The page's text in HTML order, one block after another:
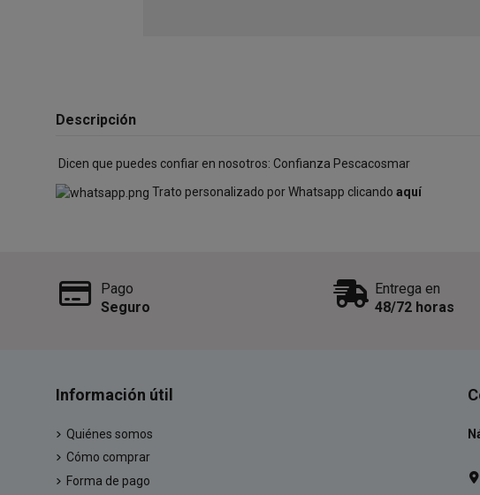
Descripción
Dicen que puedes confiar en nosotros: Confianza Pescacosmar
Trato personalizado por Whatsapp clicando aquí
Pago
Seguro
Entrega en
48/72 horas
Información útil
Quiénes somos
Cómo comprar
Forma de pago